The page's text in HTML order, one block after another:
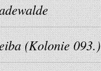
(Kolonie 093.)